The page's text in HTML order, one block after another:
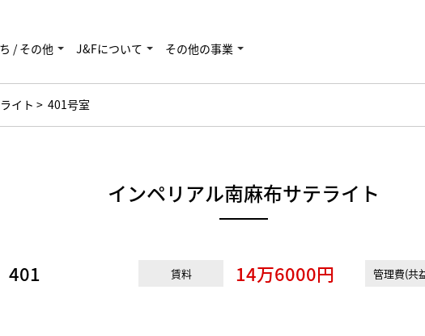
/ その他 J&Fについて その他の事業
イト > 401号室
インペリアル南麻布サテライト
401 賃料 14万6000円 管理費(共